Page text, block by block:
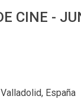
CINE -
España